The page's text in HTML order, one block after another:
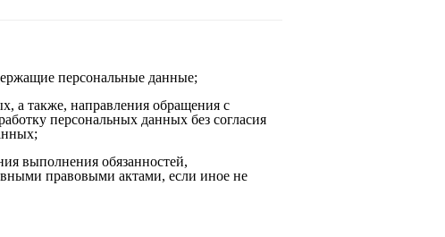
персональные данные;
а также, направления обращения с
персональных данных без согласия
выполнения обязанностей,
правовыми актами, если иное не